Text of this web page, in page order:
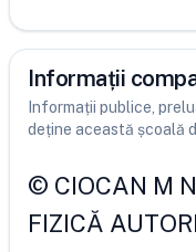
Informații
Informații publice,
deține această școală
© CIOCAN M
FIZICĂ